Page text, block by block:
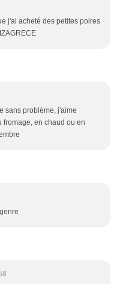
j'ai acheté des petites poires
sans problème, j'aime
fromage, en chaud ou en